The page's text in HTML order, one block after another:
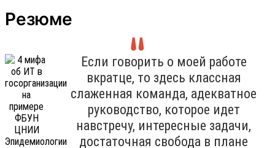
Резюме
Если говорить о моей работе
вкратце, то здесь классная
слаженная команда, адекватное
руководство, которое идет
навстречу, интересные задачи,
достаточная свобода в плане